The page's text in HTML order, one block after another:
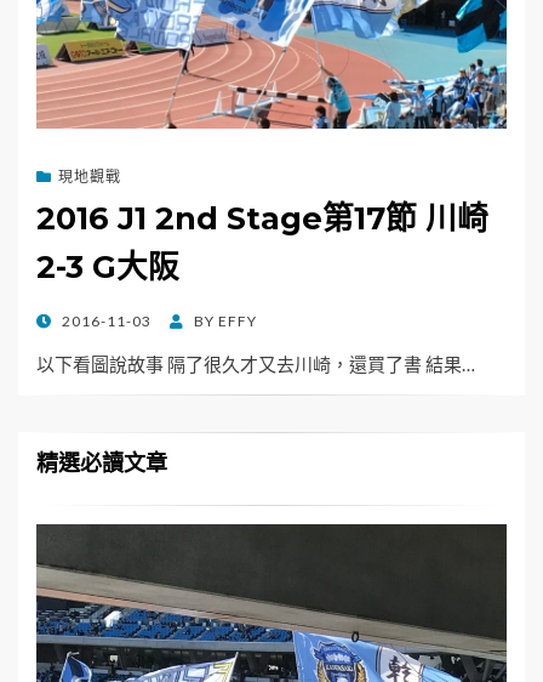
現地觀戰
2016 J1 2nd Stage第17節 川崎
2-3 G大阪
POSTED
2016-11-03 BY EFFY
以下看圖說故事 隔了很久才又去川崎，還買了書 結果…
精選必讀文章